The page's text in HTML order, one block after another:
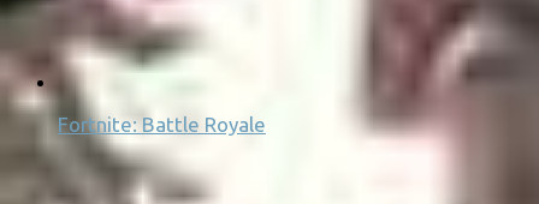
Fortnite: Battle Royale